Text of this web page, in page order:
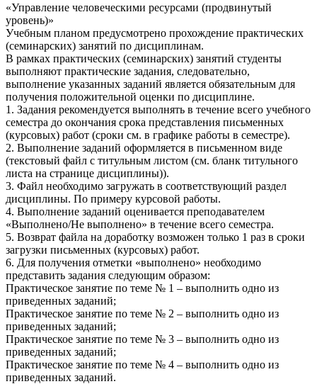
«Управление человеческими ресурсами (продвинутый
уровень)»
Учебным планом предусмотрено прохождение практических
(семинарских) занятий по дисциплинам.
В рамках практических (семинарских) занятий студенты
выполняют практические задания, следовательно,
выполнение указанных заданий является обязательным для
получения положительной оценки по дисциплине.
1. Задания рекомендуется выполнять в течение всего учебного
семестра до окончания срока представления письменных
(курсовых) работ (сроки см. в графике работы в семестре).
2. Выполнение заданий оформляется в письменном виде
(текстовый файл с титульным листом (см. бланк титульного
листа на странице дисциплины)).
3. Файл необходимо загружать в соответствующий раздел
дисциплины. По примеру курсовой работы.
4. Выполнение заданий оценивается преподавателем
«Выполнено/Не выполнено» в течение всего семестра.
5. Возврат файла на доработку возможен только 1 раз в сроки
загрузки письменных (курсовых) работ.
6. Для получения отметки «выполнено» необходимо
представить задания следующим образом:
Практическое занятие по теме № 1 – выполнить одно из
приведенных заданий;
Практическое занятие по теме № 2 – выполнить одно из
приведенных заданий;
Практическое занятие по теме № 3 – выполнить одно из
приведенных заданий;
Практическое занятие по теме № 4 – выполнить одно из
приведенных заданий.